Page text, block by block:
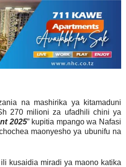
na mashirika ya kitamaduni
270 milioni za ufadhili chini ya
2025” kupitia mpango wa Nafasi
maonyesho ya ubunifu na
kusaidia miradi ya maono katika